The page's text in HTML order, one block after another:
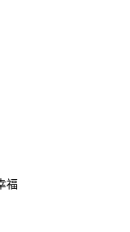
確認頁面所載為準。
通過，訂單將自動取
你分期系統評分，恕無
月結算日後寄送繳費提
灣大直營門市／銀行轉
商店將買賣／分期付款
福